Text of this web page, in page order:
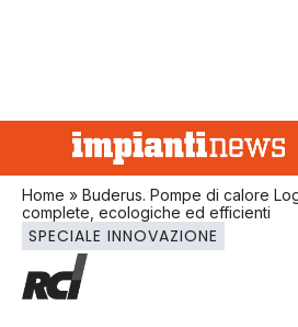
Home » Buderus. Pompe di calore
complete, ecologiche ed efficienti
SPECIALE INNOVAZIONE